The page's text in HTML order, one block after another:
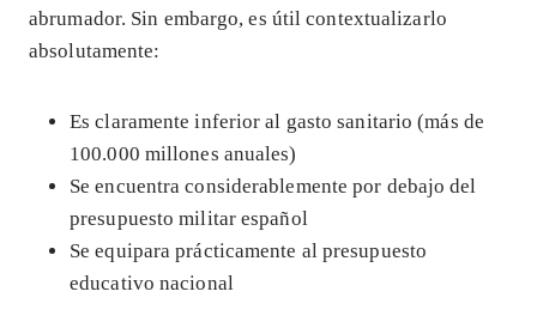
abrumador. Sin embargo, es útil contextualizarlo
absolutamente:
Es claramente inferior al gasto sanitario (más de
100.000 millones anuales)
Se encuentra considerablemente por debajo del
presupuesto militar español
Se equipara prácticamente al presupuesto
educativo nacional